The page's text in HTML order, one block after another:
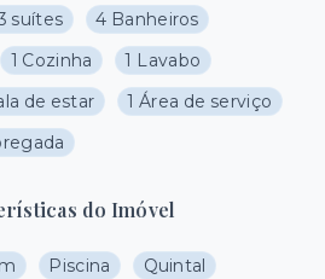
suítes
4 Banheiros
1 Cozinha
1 Lavabo
de estar
1 Área de serviço
do Imóvel
Piscina
Quintal